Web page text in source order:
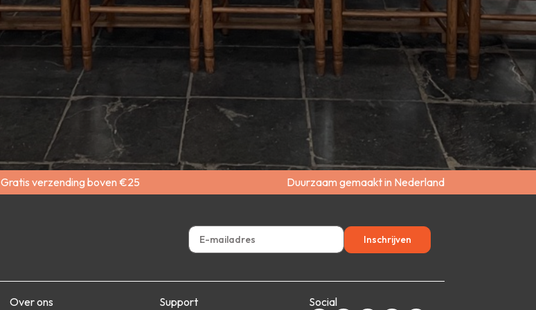
Gratis verzending boven €25 Duurzaam gemaakt in Nederland
Inschrijven
Over ons Support Social